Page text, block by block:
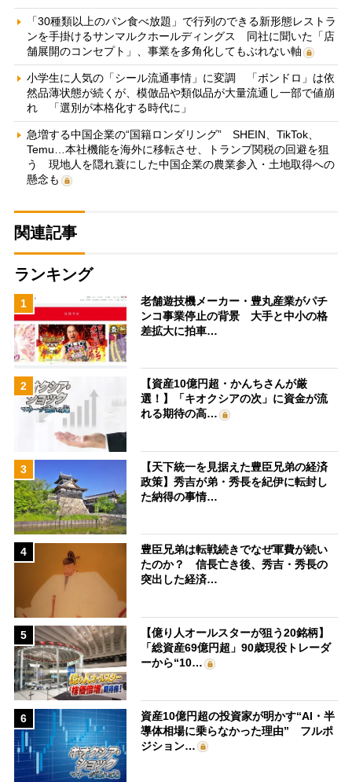
「30種類以上のパン食べ放題」で行列のできる新形態レストラ
ンを手掛けるサンマルクホールディングス 同社に聞いた「店
舗展開のコンセプト」、事業を多角化してもぶれない軸
小学生に人気の「シール流通事情」に変調 「ボンドロ」は依
然品薄状態が続くが、模倣品や類似品が大量流通し一部で値崩
れ 「選別が本格化する時代に」
急増する中国企業の“国籍ロンダリング” SHEIN、TikTok、
Temu…本社機能を海外に移転させ、トランプ関税の回避を狙
う 現地人を隠れ蓑にした中国企業の農業参入・土地取得への
懸念も
関連記事
ランキング
1
老舗遊技機メーカー・豊丸産業がパチ
ンコ事業停止の背景 大手と中小の格
差拡大に拍車…
2
【資産10億円超・かんちさんが厳
選！】「キオクシアの次」に資金が流
れる期待の高…
3
【天下統一を見据えた豊臣兄弟の経済
政策】秀吉が弟・秀長を紀伊に転封し
た納得の事情…
4
豊臣兄弟は転戦続きでなぜ軍費が続い
たのか？ 信長亡き後、秀吉・秀長の
突出した経済…
5
【億り人オールスターが狙う20銘柄】
「総資産69億円超」90歳現役トレーダ
ーから“10…
6
資産10億円超の投資家が明かす“AI・半
導体相場に乗らなかった理由” フルポ
ジション…